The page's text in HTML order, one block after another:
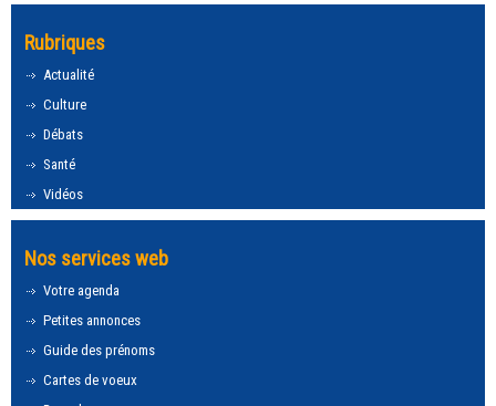
Rubriques
Actualité
Culture
Débats
Santé
Vidéos
Nos services web
Votre agenda
Petites annonces
Guide des prénoms
Cartes de voeux